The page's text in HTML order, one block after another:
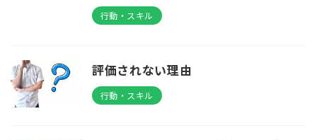
行動・スキル
評価されない理由
行動・スキル